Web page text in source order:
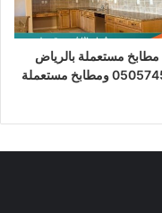
مستعملة بالرياض
0505745010 ومطابخ مستعملة